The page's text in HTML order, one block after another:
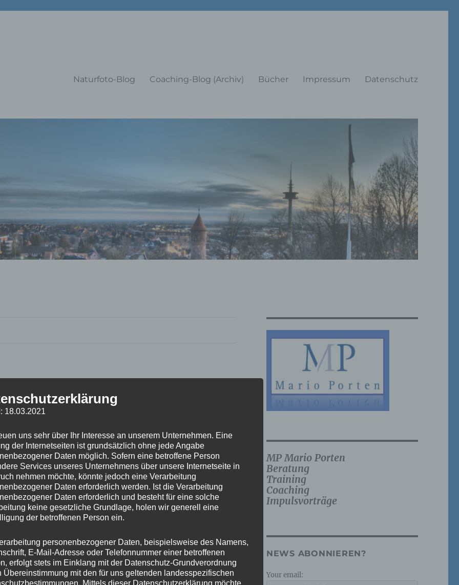
Naturfoto-Blog Coaching-Blog (Archiv) Bücher Impressum Datenschutz
MP Mario Porten
Beratung
Training
Coaching
Impulsvorträge
NEWS ABONNIEREN?
Your email:
18.03.2021
uns sehr über Ihr Interesse an unserem Unternehmen. Eine
der Internetseiten ist grundsätzlich ohne jede Angabe
Daten möglich. Sofern eine betroffene Person
Services unseres Unternehmens über unsere Internetseite in
nehmen möchte, könnte jedoch eine Verarbeitung
Daten erforderlich werden. Ist die Verarbeitung
Daten erforderlich und besteht für eine solche
keine gesetzliche Grundlage, holen wir generell eine
der betroffenen Person ein.
personenbezogener Daten, beispielsweise des Namens,
E-Mail-Adresse oder Telefonnummer einer betroffenen
erfolgt stets im Einklang mit der Datenschutz-Grundverordnung
Übereinstimmung mit den für uns geltenden landesspezifischen
Mittels dieser Datenschutzerklärung möchte